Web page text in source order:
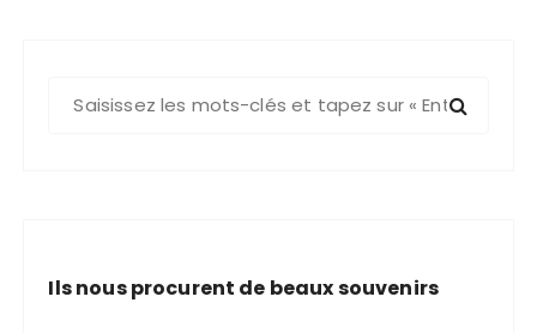
h
Ils nous procurent de beaux souvenirs